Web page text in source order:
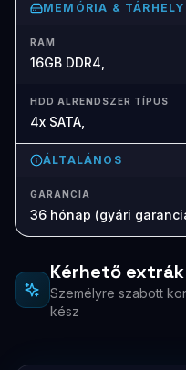
MEMÓRIA & TÁRHELY
RAM
16GB DDR4,
HDD ALRENDSZER TÍPUS
4x SATA,
ÁLTALÁNOS
GARANCIA
36 hónap (gyári
Kérhető
Személyre szabott
kész